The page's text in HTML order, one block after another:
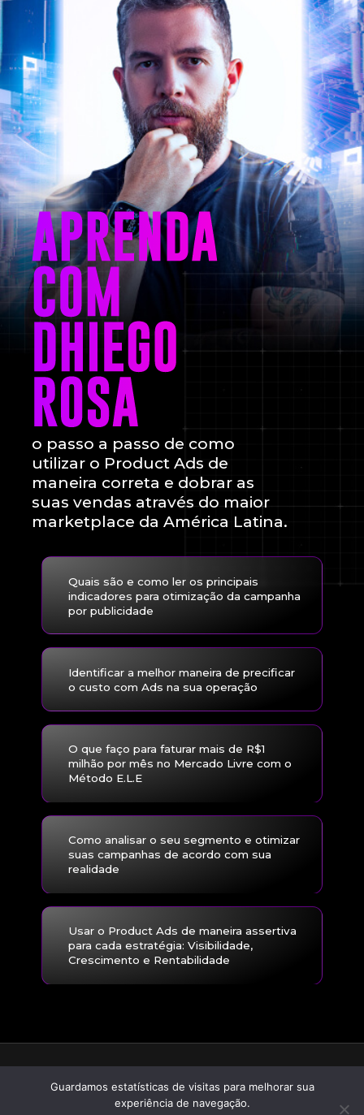
o passo a passo de como
utilizar o Product Ads de
maneira correta e dobrar as
suas vendas através do maior
marketplace da América Latina.
Quais são e como ler os principais
indicadores para otimização da campanha
por publicidade
Identificar a melhor maneira de precificar
o custo com Ads na sua operação
O que faço para faturar mais de R$1
milhão por mês no Mercado Livre com o
Método E.L.E
Como analisar o seu segmento e otimizar
suas campanhas de acordo com sua
realidade
Usar o Product Ads de maneira assertiva
para cada estratégia: Visibilidade,
Crescimento e Rentabilidade
© 2026 Grupo Escalada Todos os direitos reservados
Política de privacidade
Termos de uso
Guardamos estatísticas de visitas para melhorar sua
experiência de navegação.